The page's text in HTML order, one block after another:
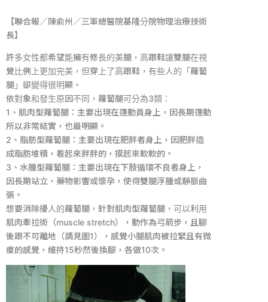
【聯合報／陳俞州／三軍總醫院基隆分院物理治療技術
長】
許多女性都希望能擁有修長的美腿，高跟鞋讓雙腿在視
覺比例上更加完美，但穿上了高跟鞋，有些人的「蘿蔔
腿」卻變得很明顯。
依對象和發生原因不同，蘿蔔腿可分為3類：
1 、肌肉型蘿蔔腿：主要出現在運動員身上，因長期運動
所以非常結實，也最明顯。
2 、脂肪型蘿蔔腿：主要出現在肥胖者身上，因肥胖造
成脂肪堆積，看起來胖胖的，摸起來軟軟的。
3 、水腫型蘿蔔腿：主要出現在下肢循環不良者身上，
因長期站立、藥物影響或懷孕，使得雙腿浮腫或靜脈曲
張。
想要消除擾人的蘿蔔腿，針對肌肉型蘿蔔腿，可以利用
肌肉牽拉術（muscle stretch），動作為弓箭步，且腳
後跟不可離地（請見圖1），感覺小腿肌肉被拉緊且有微
痠的感覺，維持15秒然後換腳，各做10次。